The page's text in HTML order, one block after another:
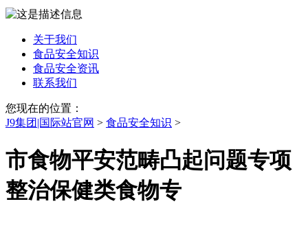
关于我们
食品安全知识
食品安全资讯
联系我们
您现在的位置：
J9集团|国际站官网 > 食品安全知识 >
市食物平安范畴凸起问题专项
整治保健类食物专